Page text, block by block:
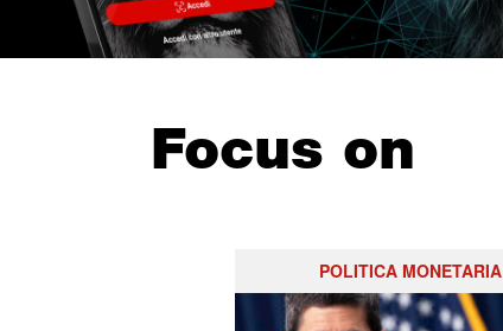
Focus on
POLITICA MONETARIA